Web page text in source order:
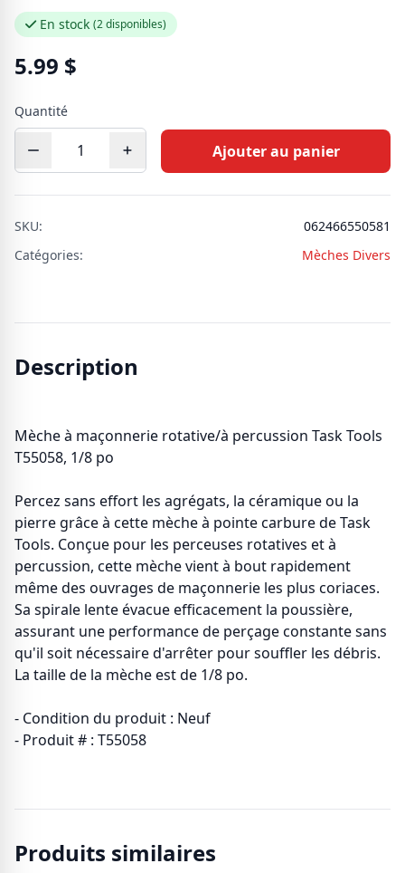
En stock (2 disponibles)
5.99 $
Quantité
Ajouter au panier
SKU:
062466550581
Catégories:
Mèches Divers
Description
Mèche à maçonnerie rotative/à percussion Task Tools
T55058, 1/8 po
Percez sans effort les agrégats, la céramique ou la
pierre grâce à cette mèche à pointe carbure de Task
Tools. Conçue pour les perceuses rotatives et à
percussion, cette mèche vient à bout rapidement
même des ouvrages de maçonnerie les plus coriaces.
Sa spirale lente évacue efficacement la poussière,
assurant une performance de perçage constante sans
qu'il soit nécessaire d'arrêter pour souffler les débris.
La taille de la mèche est de 1/8 po.
- Condition du produit : Neuf
- Produit # : T55058
Produits similaires